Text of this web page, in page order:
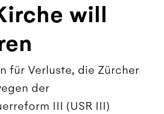
will
für Verluste, die Zürcher
der
III (USR III)